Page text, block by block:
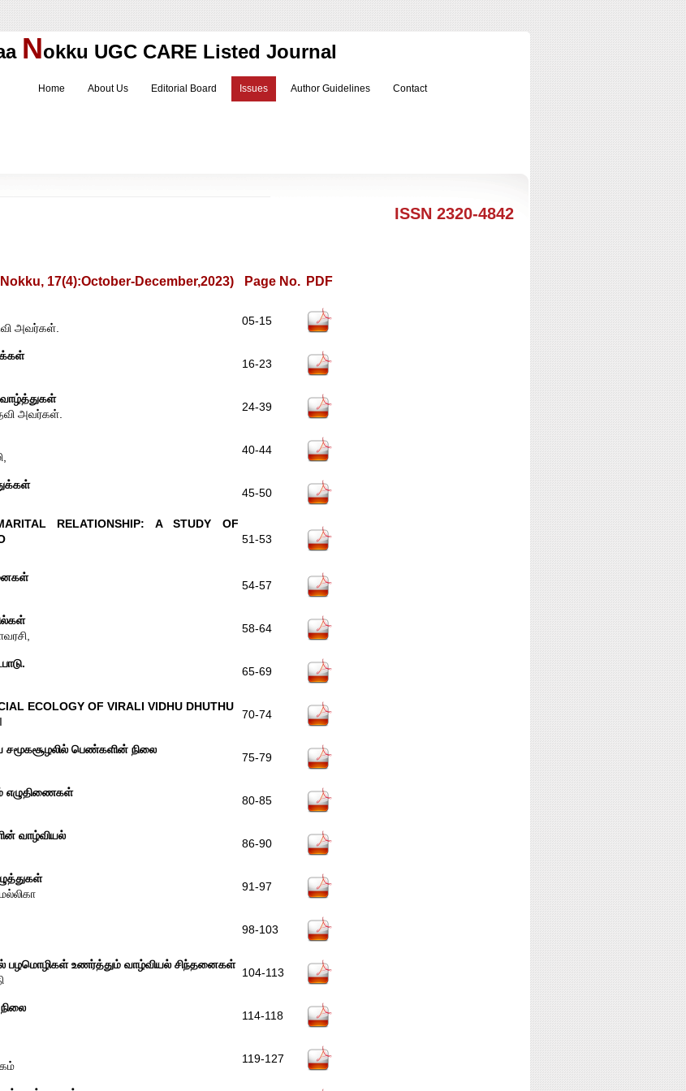
Nokku UGC CARE Listed Journal
Home About Us Editorial Board Issues Author Guidelines Contact
17(4):October-December,2023) Page No. PDF
அவர்கள்.
05-15
16-23
அவர்கள்.
24-39
40-44
45-50
RELATIONSHIP: A STUDY OF
51-53
54-57
58-64
65-69
ECOLOGY OF VIRALI VIDHU DHUTHU
70-74
சமூகசூழலில் பெண்களின் நிலை
75-79
எழுதிணைகள்
80-85
வாழ்வியல்
86-90
91-97
98-103
பழமொழிகள் உணர்த்தும் வாழ்வியல் சிந்தனைகள்
104-113
114-118
119-127
ISSN 2320-4842